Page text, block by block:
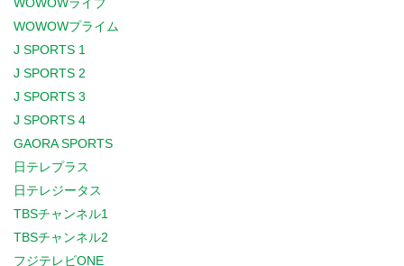
WOWOWプライム
J SPORTS 1
J SPORTS 2
J SPORTS 3
J SPORTS 4
GAORA SPORTS
日テレプラス
日テレジータス
TBSチャンネル1
TBSチャンネル2
フジテレビONE